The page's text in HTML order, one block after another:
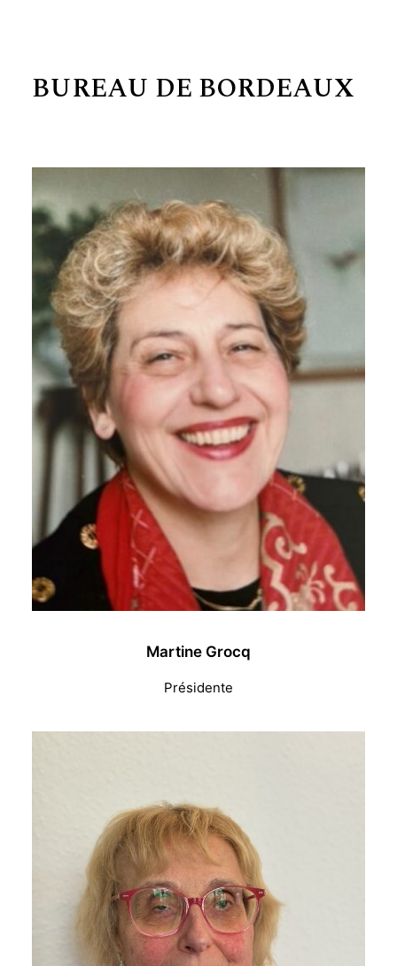
BUREAU DE BORDEAUX
Martine Grocq
Présidente